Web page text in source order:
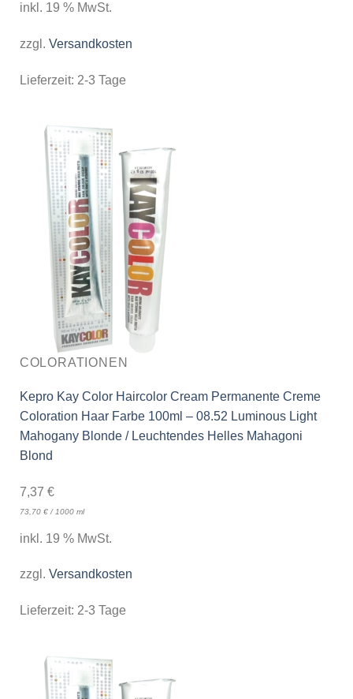
inkl. 19 % MwSt.
zzgl. Versandkosten
Lieferzeit: 2-3 Tage
COLORATIONEN
Kepro Kay Color Haircolor Cream Permanente Creme
Coloration Haar Farbe 100ml – 08.52 Luminous Light
Mahogany Blonde / Leuchtendes Helles Mahagoni
Blond
7,37 €
73,70 €/ 1000 ml
inkl. 19 % MwSt.
zzgl. Versandkosten
Lieferzeit: 2-3 Tage